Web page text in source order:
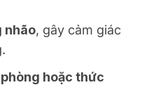
nhão, gây cảm giác
hoặc thức